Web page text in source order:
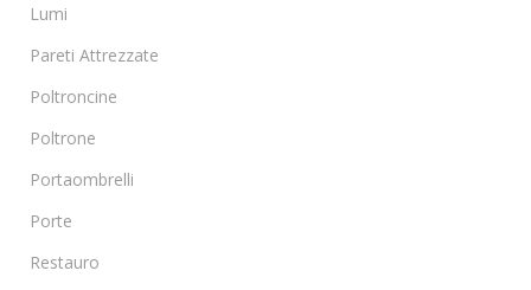
Lumi
Pareti Attrezzate
Poltroncine
Poltrone
Portaombrelli
Porte
Restauro